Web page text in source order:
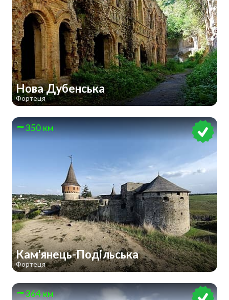
Нова Дубенська
Фортеця
350 км
Кам'янець-Подільська
Фортеця
364 км